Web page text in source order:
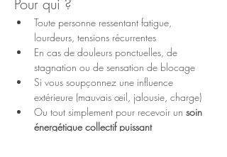
Pour qui ?
Toute personne ressentant fatigue,
lourdeurs, tensions récurrentes
En cas de douleurs ponctuelles, de
stagnation ou de sensation de blocage
Si vous soupçonnez une influence
extérieure (mauvais œil, jalousie, charge)
Ou tout simplement pour recevoir un soin
énergétique collectif puissant